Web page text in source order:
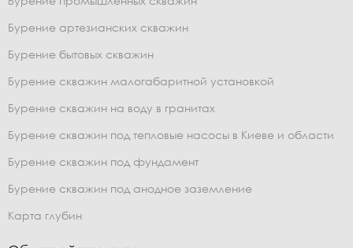
Бурение артезианских скважин
Бурение бытовых скважин
Бурение скважин малогабаритной установкой
Бурение скважин на воду в гранитах
Бурение скважин под тепловые насосы в Киеве и области
Бурение скважин под фундамент
Бурение скважин под анодное заземление
Карта глубин